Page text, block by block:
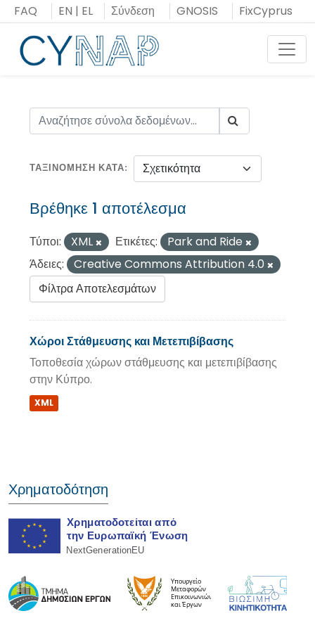
Μεταπήδηση
στο
περιεχόμενο
FAQ EN | EL Σύνδεση GNOSIS FixCyprus
ΤΑΞΙΝΌΜΗΣΗ ΚΑΤΆ
Βρέθηκε 1 αποτέλεσμα
Τύποι: XML Ετικέτες:
Park and Ride
Άδειες:
Creative Commons Attribution 4.0
Φίλτρα Αποτελεσμάτων
Χώροι Στάθμευσης και Μετεπιβίβασης
Τοποθεσία χώρων στάθμευσης και μετεπιβίβασης
στην Κύπρο.
XML
Χρηματοδότηση